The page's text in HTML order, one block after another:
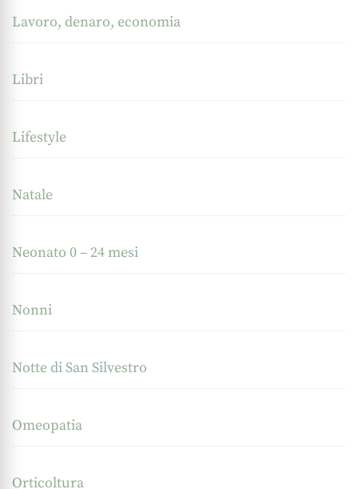
Lavoro, denaro, economia
Libri
Lifestyle
Natale
Neonato 0 – 24 mesi
Nonni
Notte di San Silvestro
Omeopatia
Orticoltura